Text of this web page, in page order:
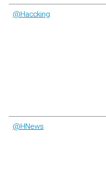
@Haccking
@HNews